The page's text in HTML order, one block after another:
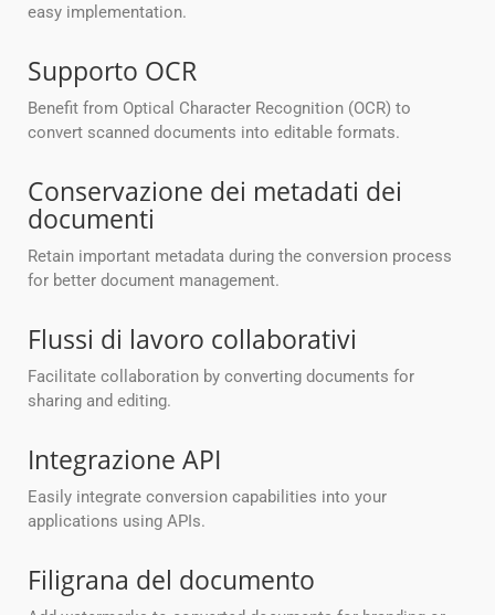
easy implementation.
Supporto OCR
Benefit from Optical Character Recognition (OCR) to
convert scanned documents into editable formats.
Conservazione dei metadati dei
documenti
Retain important metadata during the conversion process
for better document management.
Flussi di lavoro collaborativi
Facilitate collaboration by converting documents for
sharing and editing.
Integrazione API
Easily integrate conversion capabilities into your
applications using APIs.
Filigrana del documento